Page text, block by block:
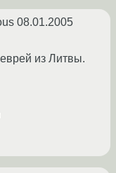
08.01.2005
из Литвы.